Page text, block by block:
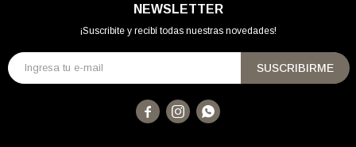
NEWSLETTER
¡Suscribite y recibí todas nuestras novedades!
SUSCRIBIRME
  